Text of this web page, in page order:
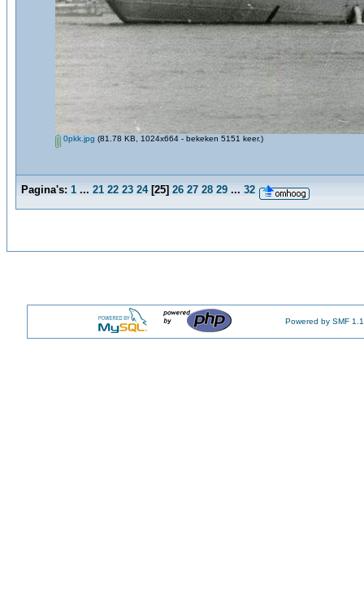
0pkk.jpg (81.78 KB, 1024x664 - bekeken 5151 keer.)
Pagina's: 1 ... 21 22 23 24[25] 26 27 28 29 ... 32
Powered by SMF